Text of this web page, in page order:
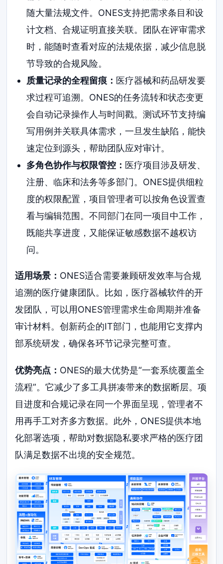
随大量法规文件。ONES支持把需求条目和设
计文档、合规证明直接关联。团队在评审需求
时，能随时查看对应的法规依据，减少信息脱
节导致的合规风险。
质量记录的全程留痕： 医疗器械和药品研发要
求过程可追溯。ONES的任务流转和状态变更
会自动记录操作人与时间戳。测试环节支持编
写用例并关联具体需求，一旦发生缺陷，能快
速定位到源头，帮助团队应对审计。
多角色协作与权限管控： 医疗项目涉及研发、
注册、临床和法务等多部门。ONES提供细粒
度的权限配置，项目管理者可以按角色设置查
看与编辑范围。不同部门在同一项目中工作，
既能共享进度，又能保证敏感数据不越权访
问。
适用场景： ONES适合需要兼顾研发效率与合规
追溯的医疗健康团队。比如，医疗器械软件的开
发团队，可以用ONES管理需求生命周期并准备
审计材料。创新药企的IT部门，也能用它支撑内
部系统研发，确保各环节记录完整可查。
优势亮点： ONES的最大优势是“一套系统覆盖全
流程”。它减少了多工具拼凑带来的数据断层。项
目进度和合规记录在同一个界面呈现，管理者不
用再手工对齐多方数据。此外，ONES提供本地
化部署选项，帮助对数据隐私要求严格的医疗团
队满足数据不出境的安全规范。